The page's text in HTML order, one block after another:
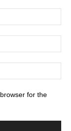
for the